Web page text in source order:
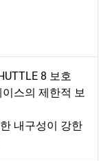
8 보호
스의 제한적 보
내구성이 강한